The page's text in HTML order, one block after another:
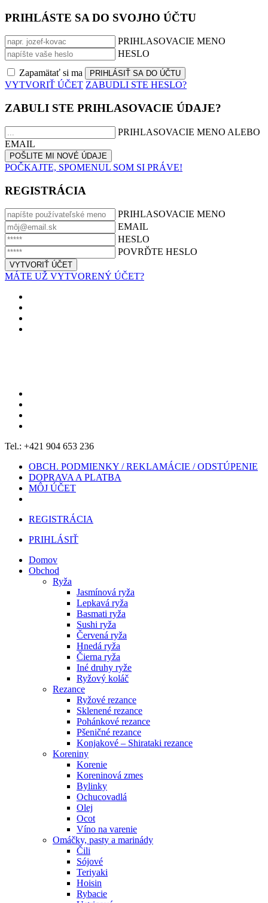
PRIHLÁSTE SA DO SVOJHO ÚČTU
PRIHLASOVACIE MENO
HESLO
Zapamätať si ma
VYTVORIŤ ÚČET ZABUDLI STE HESLO?
ZABULI STE PRIHLASOVACIE ÚDAJE?
PRIHLASOVACIE MENO ALEBO
EMAIL
POČKAJTE, SPOMENUL SOM SI PRÁVE!
REGISTRÁCIA
PRIHLASOVACIE MENO
EMAIL
HESLO
POVRĎTE HESLO
MÁTE UŽ VYTVORENÝ ÚČET?
Tel.: +421 904 653 236
OBCH. PODMIENKY / REKLAMÁCIE / ODSTÚPENIE
DOPRAVA A PLATBA
MÔJ ÚČET
REGISTRÁCIA
PRIHLÁSIŤ
Domov
Obchod
Ryža
Jasmínová ryža
Lepkavá ryža
Basmati ryža
Sushi ryža
Červená ryža
Hnedá ryža
Čierna ryža
Iné druhy ryže
Ryžový koláč
Rezance
Ryžové rezance
Sklenené rezance
Pohánkové rezance
Pšeničné rezance
Konjakové – Shirataki rezance
Koreniny
Korenie
Koreninová zmes
Bylinky
Ochucovadlá
Olej
Ocot
Víno na varenie
Omáčky, pasty a marinády
Čili
Sójové
Teriyaki
Hoisin
Rybacie